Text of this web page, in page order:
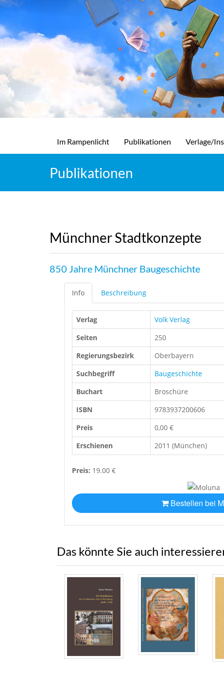
Im Rampenlicht Publikationen Verlage/
Publikationen
Münchner Stadtkonzepte
850 Jahre Münchner Baugeschichte
Info Beschreibung
Verlag
Volk Verlag
Seiten
250
Regierungsbezirk
Oberbayern
Suchbegriff
Baugeschichte
Buchart
Broschüre
ISBN
9783937200606
Preis
0,00 €
Erschienen
2011 (München)
Preis: 19.00 €
Bestellen bei
Das könnte Sie auch